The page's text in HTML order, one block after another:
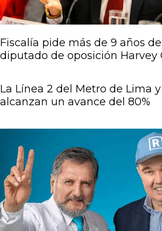
Fiscalía pide más de 9 años
diputado de oposición Harvey
La Línea 2 del Metro de Lima
alcanzan un avance del 80%